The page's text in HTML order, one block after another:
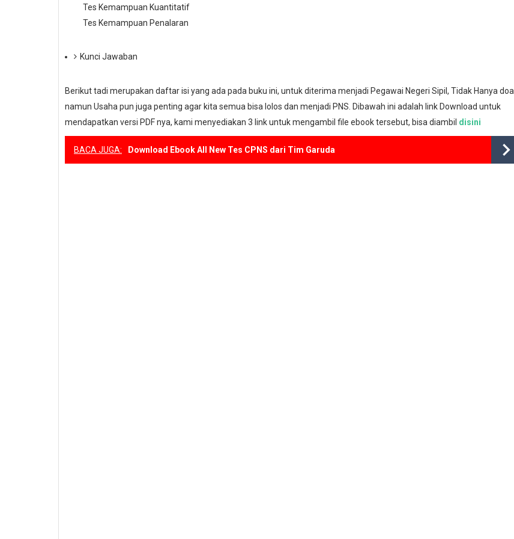
Tes Kemampuan Kuantitatif
Tes Kemampuan Penalaran
Kunci Jawaban
Berikut tadi merupakan daftar isi yang ada pada buku ini, untuk diterima menjadi Pegawai Negeri Sipil, Tidak Hanya doa
namun Usaha pun juga penting agar kita semua bisa lolos dan menjadi PNS. Dibawah ini adalah link Download untuk
mendapatkan versi PDF nya, kami menyediakan 3 link untuk mengambil file ebook tersebut, bisa diambil disini
BACA JUGA: Download Ebook All New Tes CPNS dari Tim Garuda